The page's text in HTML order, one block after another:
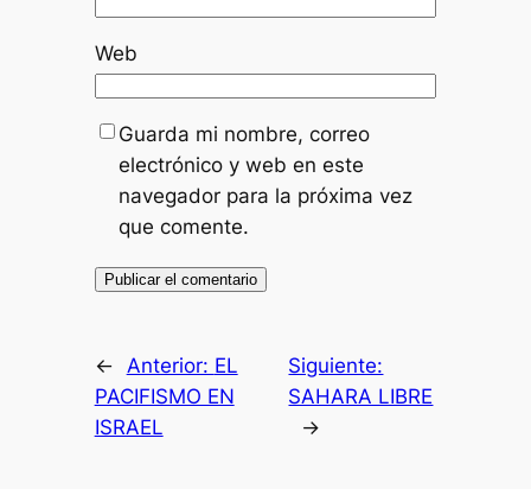
Web
Guarda mi nombre, correo
electrónico y web en este
navegador para la próxima vez
que comente.
← Anterior: EL
PACIFISMO EN
ISRAEL
Siguiente:
SAHARA LIBRE
→